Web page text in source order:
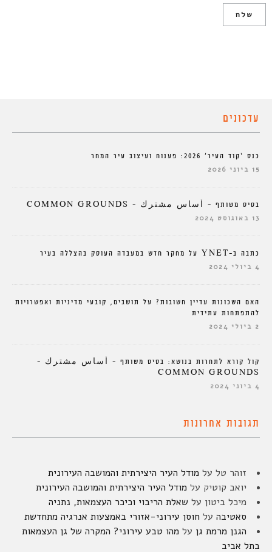
עדכונים
כנס ‘קוד העיר’ 2026: פענוח ועיצוב עיר המחר
15 ביוני 2026
בסיס משותף – أساس مشترك – COMMON GROUNDS
13 באוגוסט 2024
כתבה ב-YNET על מחקר חדש במעבדה העוסק בהצללה בעיר
4 ביולי 2024
האם השכונות עדיין חשובות? על תושבים, קובעי מדיניות ואפשרויות
להתפתחות עתידית
2 ביולי 2024
קול קורא לתחרות בנושא: בסיס משותף – أساس مشترك –
COMMON GROUNDS
4 ביוני 2024
תגובות אחרונות
זוהר טל על מודל העיר היצירתית והמושבה העירונית
יואב קוטיק על מודל העיר היצירתית והמושבה העירונית
מיכל ביטון על שאלת הריבוי וכיכר העצמאות, נתניה
סאטיבה על חוסן עירוני-אזורי באמצעות אנרגיה מתחדשת
הגנן מרמת גן על מהו טבע עירוני? המקרה של גן העצמאות
בתל אביב